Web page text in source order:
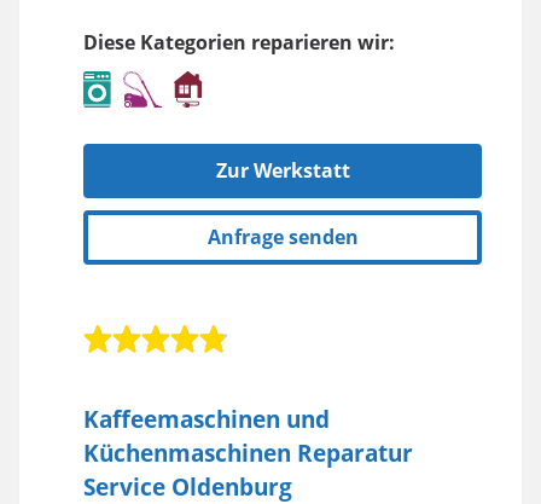
Diese Kategorien reparieren wir:
Zur Werkstatt
Anfrage senden
Kaffeemaschinen und
Küchenmaschinen Reparatur
Service Oldenburg